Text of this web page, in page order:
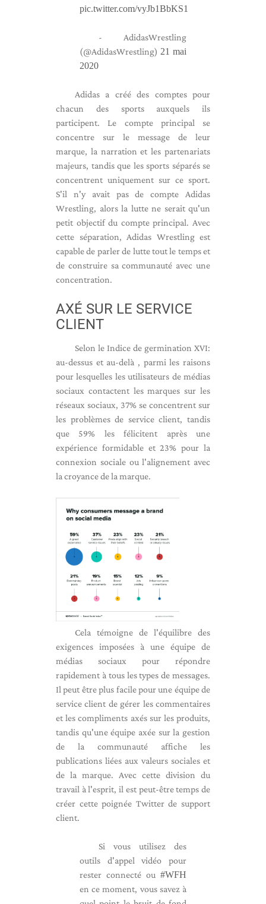
pic.twitter.com/vyJb1BbKS1
- AdidasWrestling
(@AdidasWrestling) 21 mai
2020
Adidas a créé des comptes pour
chacun des sports auxquels ils
participent. Le compte principal se
concentre sur le message de leur
marque, la narration et les partenariats
majeurs, tandis que les sports séparés se
concentrent uniquement sur ce sport.
S'il n'y avait pas de compte Adidas
Wrestling, alors la lutte ne serait qu'un
petit objectif du compte principal. Avec
cette séparation, Adidas Wrestling est
capable de parler de lutte tout le temps et
de construire sa communauté avec une
concentration.
AXÉ SUR LE SERVICE
CLIENT
Selon le Indice de germination XVI:
au-dessus et au-delà , parmi les raisons
pour lesquelles les utilisateurs de médias
sociaux contactent les marques sur les
réseaux sociaux, 37% se concentrent sur
les problèmes de service client, tandis
que 59% les félicitent après une
expérience formidable et 23% pour la
connexion sociale ou l'alignement avec
la croyance de la marque.
Cela témoigne de l'équilibre des
exigences imposées à une équipe de
médias sociaux pour répondre
rapidement à tous les types de messages.
Il peut être plus facile pour une équipe de
service client de gérer les commentaires
et les compliments axés sur les produits,
tandis qu'une équipe axée sur la gestion
de la communauté affiche les
publications liées aux valeurs sociales et
de la marque. Avec cette division du
travail à l'esprit, il est peut-être temps de
créer cette poignée Twitter de support
client.
Si vous utilisez des
outils d'appel vidéo pour
rester connecté ou #WFH
en ce moment, vous savez à